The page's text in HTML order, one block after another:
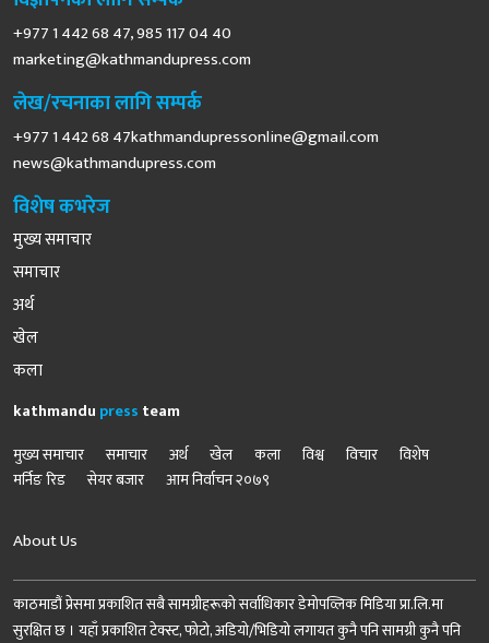
+977 1 442 68 47, 985 117 04 40
marketing@kathmandupress.com
लेख/रचनाका लागि सम्पर्क
+977 1 442 68 47kathmandupressonline@gmail.com
news@kathmandupress.com
विशेष कभरेज
मुख्य समाचार
समाचार
अर्थ
खेल
कला
kathmandu press team
मुख्य समाचार
समाचार अर्थ खेल कला विश्व विचार
विशेष
मर्निङ रिड
सेयर बजार आम निर्वाचन २०७९
About Us
काठमाडौं प्रेसमा प्रकाशित सबै सामग्रीहरूको सर्वाधिकार डेमोपव्लिक मिडिया प्रा.लि.मा
सुरक्षित छ । यहाँ प्रकाशित टेक्स्ट, फोटो, अडियो/भिडियो लगायत कुनै पनि सामग्री कुनै पनि